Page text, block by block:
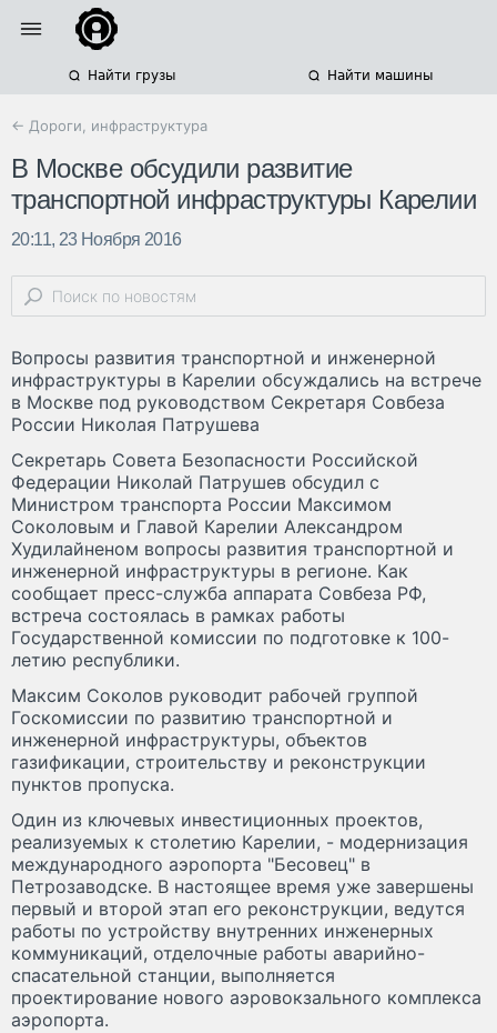
Найти грузы Найти машины
← Дороги, инфраструктура
В Москве обсудили развитие
транспортной инфраструктуры Карелии
20:11, 23 Ноября 2016
Вопросы развития транспортной и инженерной
инфраструктуры в Карелии обсуждались на встрече
в Москве под руководством Секретаря Совбеза
России Николая Патрушева
Секретарь Совета Безопасности Российской
Федерации Николай Патрушев обсудил с
Министром транспорта России Максимом
Соколовым и Главой Карелии Александром
Худилайненом вопросы развития транспортной и
инженерной инфраструктуры в регионе. Как
сообщает пресс-служба аппарата Совбеза РФ,
встреча состоялась в рамках работы
Государственной комиссии по подготовке к 100-
летию республики.
Максим Соколов руководит рабочей группой
Госкомиссии по развитию транспортной и
инженерной инфраструктуры, объектов
газификации, строительству и реконструкции
пунктов пропуска.
Один из ключевых инвестиционных проектов,
реализуемых к столетию Карелии, - модернизация
международного аэропорта "Бесовец" в
Петрозаводске. В настоящее время уже завершены
первый и второй этап его реконструкции, ведутся
работы по устройству внутренних инженерных
коммуникаций, отделочные работы аварийно-
спасательной станции, выполняется
проектирование нового аэровокзального комплекса
аэропорта.